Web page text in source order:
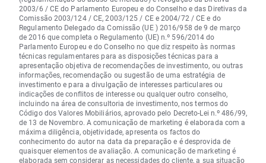
2003/6 / CE do Parlamento Europeu e do Conselho e das Diretivas da
Comissão 2003/124 / CE, 2003/125 / CE e 2004/72 / CE e do
Regulamento Delegado da Comissão (UE ) 2016/958 de 9 de março
de 2016 que completa o Regulamento (UE) n.º 596/2014 do
Parlamento Europeu e do Conselho no que diz respeito às normas
técnicas regulamentares para as disposições técnicas para a
apresentação objetiva de recomendações de investimento, ou outras
informações, recomendação ou sugestão de uma estratégia de
investimento e para a divulgação de interesses particulares ou
indicações de conflitos de interesse ou qualquer outro conselho,
incluindo na área de consultoria de investimento, nos termos do
Código dos Valores Mobiliários, aprovado pelo Decreto-Lei n.º 486/99,
de 13 de Novembro. A comunicação de marketing é elaborada com a
máxima diligência, objetividade, apresenta os factos do
conhecimento do autor na data da preparação e é desprovida de
quaisquer elementos de avaliação. A comunicação de marketing é
elaborada sem considerar as necessidades do cliente, a sua situação